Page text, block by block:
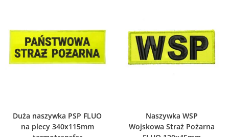
Duża naszywka PSP FLUO
na plecy 340x115mm
Naszywka WSP
Wojskowa Straż Pożarna